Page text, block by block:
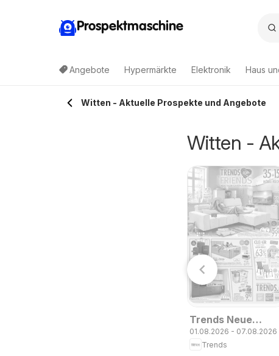
Prospektmaschine
Angebote Hypermärkte Elektronik Haus
Produktliste
Witten - Aktuelle Prospekte und Angebote
Witten -
Trends Neue
Möbel wirken
Wunder
01.08.2026 - 07.08.2026
Trends